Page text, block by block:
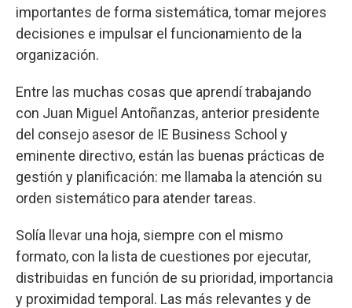
importantes de forma sistemática, tomar mejores
decisiones e impulsar el funcionamiento de la
organización.
Entre las muchas cosas que aprendí trabajando
con Juan Miguel Antoñanzas, anterior presidente
del consejo asesor de IE Business School y
eminente directivo, están las buenas prácticas de
gestión y planificación: me llamaba la atención su
orden sistemático para atender tareas.
Solía llevar una hoja, siempre con el mismo
formato, con la lista de cuestiones por ejecutar,
distribuidas en función de su prioridad, importancia
y proximidad temporal. Las más relevantes y de